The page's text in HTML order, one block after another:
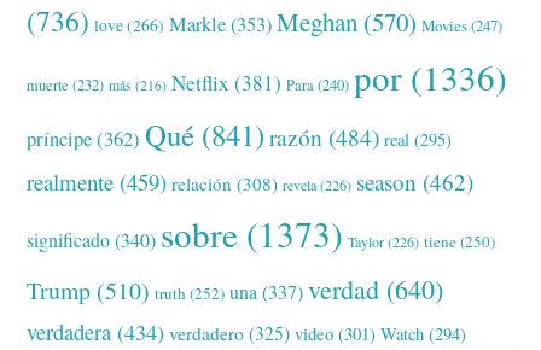
(736) love(266) Markle(353) Meghan (570) Movies(247)
muerte (232) más (216) Netflix (381) Para(240) por (1336)
príncipe(362) Qué (841) razón (484) real (295)
realmente (459) relación (308) revela(226) season (462)
significado(340) sobre (1373) Taylor(226) tiene(250)
Trump (510) truth (252) una (337) verdad (640)
verdadera (434) verdadero (325) video (301) Watch (294)